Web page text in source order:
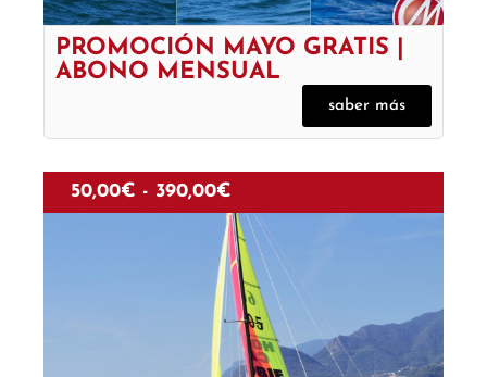
PROMOCIÓN MAYO GRATIS |
ABONO MENSUAL
saber más
50,00€ - 390,00€